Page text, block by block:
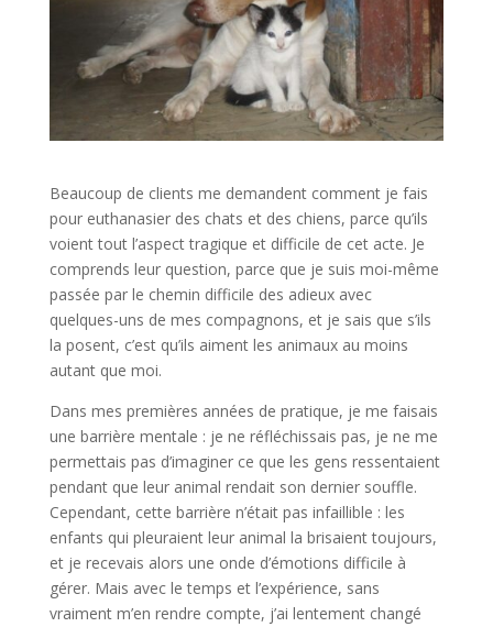
Beaucoup de clients me demandent comment je fais
pour euthanasier des chats et des chiens, parce qu’ils
voient tout l’aspect tragique et difficile de cet acte. Je
comprends leur question, parce que je suis moi-même
passée par le chemin difficile des adieux avec
quelques-uns de mes compagnons, et je sais que s’ils
la posent, c’est qu’ils aiment les animaux au moins
autant que moi.
Dans mes premières années de pratique, je me faisais
une barrière mentale : je ne réfléchissais pas, je ne me
permettais pas d’imaginer ce que les gens ressentaient
pendant que leur animal rendait son dernier souffle.
Cependant, cette barrière n’était pas infaillible : les
enfants qui pleuraient leur animal la brisaient toujours,
et je recevais alors une onde d’émotions difficile à
gérer. Mais avec le temps et l’expérience, sans
vraiment m’en rendre compte, j’ai lentement changé